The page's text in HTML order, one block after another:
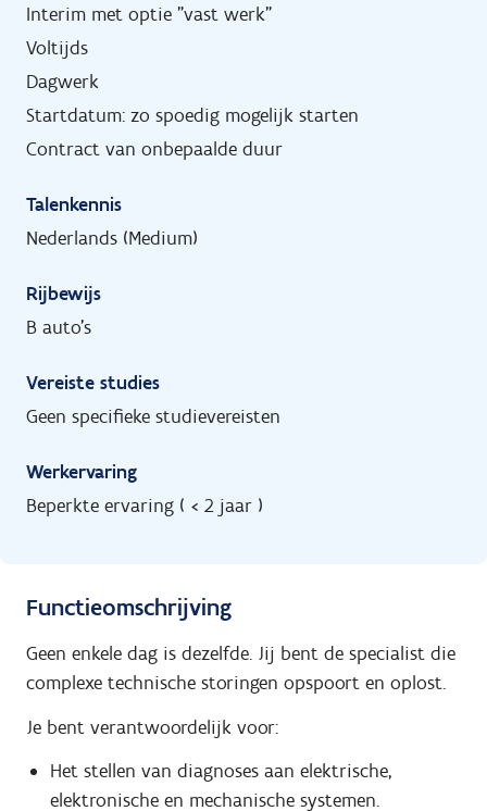
Interim met optie "vast werk"
Voltijds
Dagwerk
Startdatum: zo spoedig mogelijk starten
Contract van onbepaalde duur
Talenkennis
Nederlands (Medium)
Rijbewijs
B auto's
Vereiste studies
Geen specifieke studievereisten
Werkervaring
Beperkte ervaring ( < 2 jaar )
Functieomschrijving
Geen enkele dag is dezelfde. Jij bent de specialist die
complexe technische storingen opspoort en oplost.
Je bent verantwoordelijk voor:
Het stellen van diagnoses aan elektrische,
elektronische en mechanische systemen.